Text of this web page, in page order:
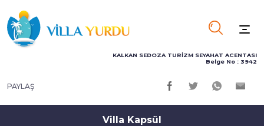
KALKAN SEDOZA TURİZM SEYAHAT ACENTASI
Belge No : 3942
PAYLAŞ
Villa Kapsül